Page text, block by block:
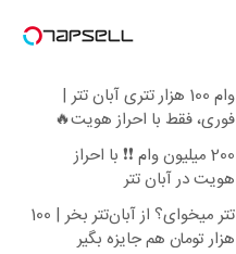
وام 100 هزار تتری آبان تتر |
فوری، فقط با احراز هویت🔥
200 میلیون وام ❗❗ با احراز
هویت در آبان تتر
تتر میخوای؟ از آبان‌تتر بخر | 100
هزار تومان هم جایزه بگیر